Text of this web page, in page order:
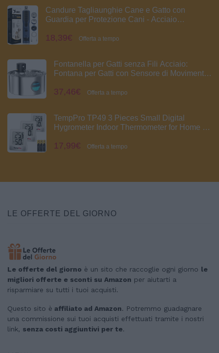
Candure Tagliaunghie Cane e Gatto con
Guardia per Protezione Cani - Acciaio
Navy)
18,39€ Offerta a tempo
Fontanella per Gatti senza Fili Acciaio:
Fontana per Gatti con Sensore di Movimento
Abbeveratoio Gatto Automatico - Dispenser
37,46€ Offerta a tempo
TempPro TP49 3 Pieces Small Digital
Hygrometer Indoor Thermometer for Home |
Humidity Monitor, for Home Office Comfort
17,99€ Offerta a tempo
LE OFFERTE DEL GIORNO
Le offerte del giorno è un sito che raccoglie ogni giorno le
migliori offerte e sconti su Amazon per aiutarti a
risparmiare su tutti i tuoi acquisti.
Questo sito è affiliato ad Amazon. Potremmo guadagnare
una commissione sui tuoi acquisti effettuati tramite i nostri
link, senza costi aggiuntivi per te.